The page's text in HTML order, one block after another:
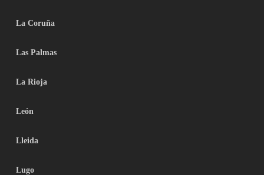
La Coruña
Las Palmas
La Rioja
León
Lleida
Lugo